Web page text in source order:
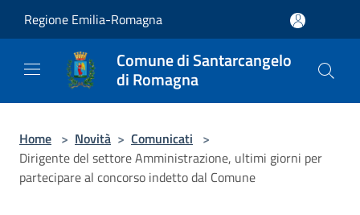
Regione Emilia-Romagna
Comune di Santarcangelo
di Romagna
Home > Novità > Comunicati >
Dirigente del settore Amministrazione, ultimi giorni per
partecipare al concorso indetto dal Comune